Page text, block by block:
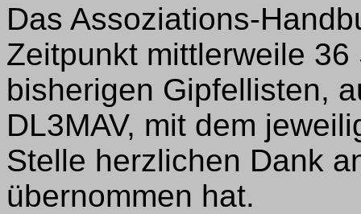
Das Assoziations-
Zeitpunkt mittlerweile
bisherigen Gipfellisten,
DL3MAV, mit dem
Stelle herzlichen Dank
übernommen hat.